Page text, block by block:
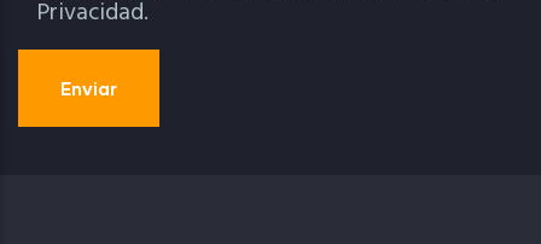
Privacidad.